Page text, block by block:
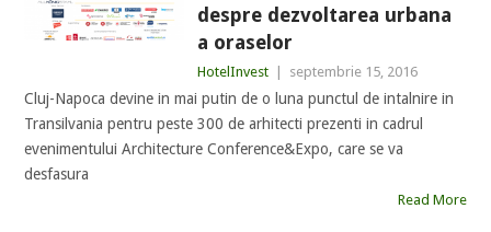
despre dezvoltarea urbana
a oraselor
HotelInvest septembrie 15, 2016
Cluj-Napoca devine in mai putin de o luna punctul de intalnire in
Transilvania pentru peste 300 de arhitecti prezenti in cadrul
evenimentului Architecture Conference&Expo, care se va
desfasura
Read More